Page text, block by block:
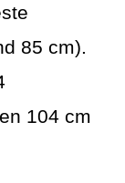
85 cm).
104 cm